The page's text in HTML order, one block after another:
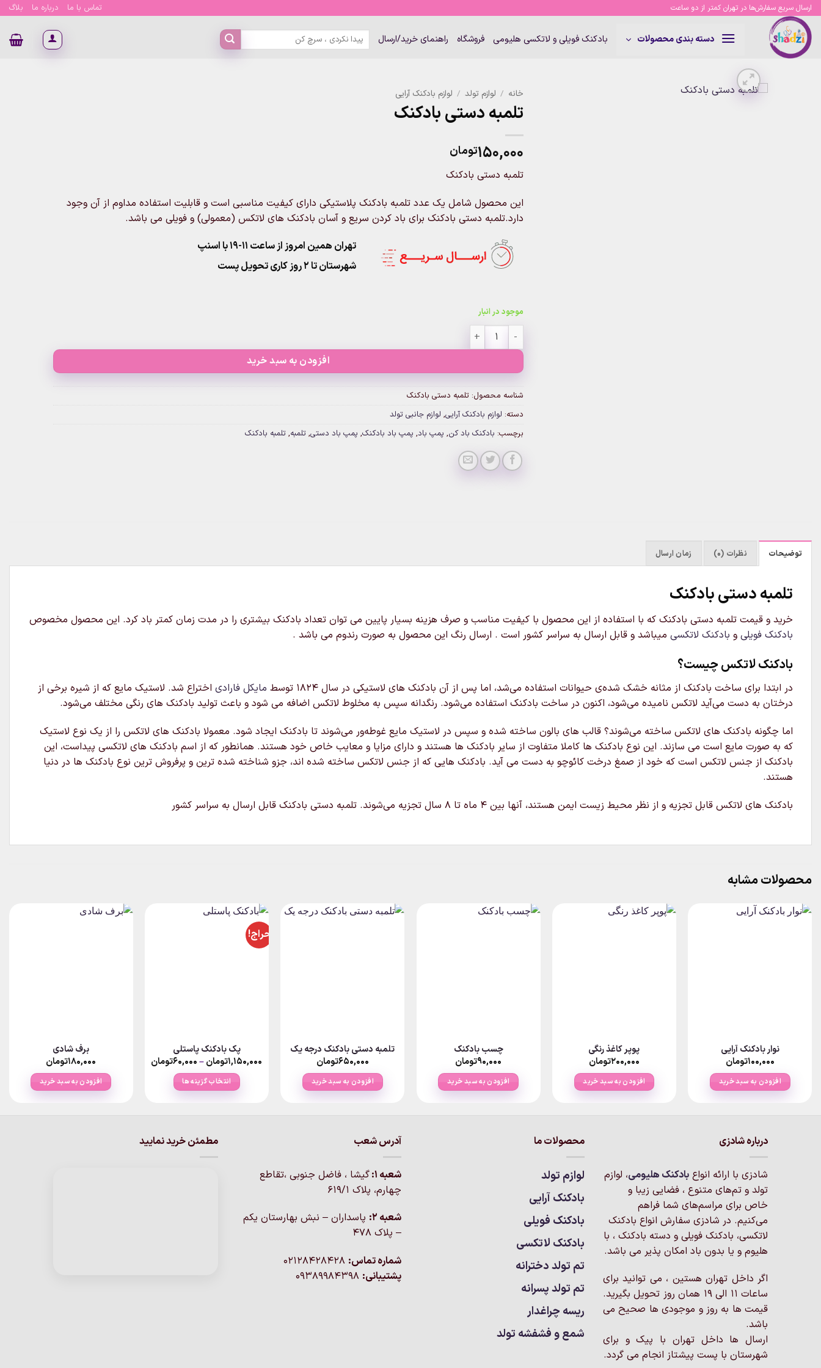
Skip
content
ارسال سریع سفارش‌ها در تهران کمتر از دو ساعت تماس با ما درباره ما بلاگ
دسته بندی محصولات بادکنک فویلی و لاتکسی هلیومی فروشگاه راهنمای خرید/ارسال
جستجو
برای:
خانه / لوازم تولد / لوازم بادکنک آرایی
تلمبه دستی بادکنک
۱۵۰,۰۰۰تومان
تلمبه دستی بادکنک
این محصول شامل یک عدد تلمبه بادکنک پلاستیکی دارای کیفیت مناسبی است و قابلیت استفاده مداوم از آن وجود
دارد.تلمبه دستی بادکنک برای باد کردن سریع و آسان بادکنک های لاتکس (معمولی) و فویلی می باشد.
تهران همین امروز از ساعت ۱۱-۱۹ با اسنپ
شهرستان تا 2 روز کاری تحویل پست
موجود در انبار
تلمبه دستی بادکنک عدد
افزودن به سبد خرید
شناسه محصول: تلمبه دستی بادکنک
دسته: لوازم بادکنک آرایی, لوازم جانبی تولد
برچسب: بادکنک باد کن, پمپ باد, پمپ باد بادکنک, پمپ باد دستی, تلمبه, تلمبه بادکنک
توضیحات نظرات (0) زمان ارسال
تلمبه دستی بادکنک
خرید و قیمت تلمبه دستی بادکنک که با استفاده از این محصول با کیفیت مناسب و صرف هزینه بسیار پایین می توان تعداد بادکنک بیشتری را در مدت زمان کمتر باد کرد. این محصول مخصوص
بادکنک فویلی و بادکنک لاتکسی میباشد و قابل ارسال به سراسر کشور است . ارسال رنگ این محصول به صورت رندوم می باشد .
بادکنک لاتکس چیست؟
در ابتدا برای ساخت بادکنک از مثانه خشک شده‌ی حیوانات استفاده می‌شد، اما پس از آن بادکنک های لاستیکی در سال ۱۸۲۴ توسط مایکل فارادی اختراع شد. لاستیک مایع که از شیره برخی از
درختان به دست می‌آید لاتکس نامیده می‌شود، اکنون در ساخت بادکنک استفاده می‌شود. رنگدانه سپس به مخلوط لاتکس اضافه می شود و باعث تولید بادکنک های رنگی مختلف می‌شود.
اما چگونه بادکنک های لاتکس ساخته می‌شوند؟ قالب های بالون ساخته شده و سپس در لاستیک مایع غوطه‌ور می‌شوند تا بادکنک ایجاد شود. معمولا بادکنک های لاتکس را از یک نوع لاستیک
که به صورت مایع است می سازند. این نوع بادکنک ها کاملا متفاوت از سایر بادکنک ها هستند و دارای مزایا و معایب خاص خود هستند. همانطور که از اسم بادکنک های لاتکسی پیداست، این
بادکنک از جنس لاتکس است که خود از صمغ درخت کائوچو به دست می آید. بادکنک هایی که از جنس لاتکس ساخته شده اند، جزو شناخته شده ترین و پرفروش ترین نوع بادکنک ها در دنیا
هستند.
بادکنک های لاتکس قابل تجزیه و از نظر محیط زیست ایمن هستند، آنها بین ۴ ماه تا ۸ سال تجزیه می‌شوند. تلمبه دستی بادکنک قابل ارسال به سراسر کشور
محصولات مشابه
نوار بادکنک آرایی
۱۰۰,۰۰۰تومان
افزودن به سبد خرید
پوپر کاغذ رنگی
۲۰۰,۰۰۰تومان
افزودن به سبد خرید
چسب بادکنک
۹۰,۰۰۰تومان
افزودن به سبد خرید
تلمبه دستی بادکنک درجه یک
۶۵۰,۰۰۰تومان
افزودن به سبد خرید
حراج!
پک بادکنک پاستلی
۱,۱۵۰,۰۰۰تومان– ۶۰,۰۰۰تومانPrice
range:
۶۰,۰۰۰تومان انتخاب گزینه ها
انواع
برف شادی
۱۸۰,۰۰۰تومان
افزودن به سبد خرید
درباره شادزی
شادزی با ارائه انواع بادکنک‌ هلیومی، لوازم
تولد و تم‌های متنوع ، فضایی زیبا و
خاص برای مراسم‌های شما فراهم
می‌کنیم. در شادزی سفارش انواع بادکنک
لاتکسی، بادکنک فویلی و دسته بادکنک ، با
هلیوم و یا بدون باد امکان پذیر می باشد.
اگر داخل تهران هستین ، می توانید برای
ساعات 11 الی 19 همان روز تحویل بگیرید.
قیمت ها به روز و موجودی ها صحیح می
باشد.
ارسال ها داخل تهران با پیک و برای
شهرستان با پست پیشتاز انجام می گردد.
محصولات ما
لوازم تولد
بادکنک آرایی
بادکنک فویلی
بادکنک لاتکسی
تم تولد دخترانه
تم تولد پسرانه
ریسه چراغدار
شمع و فشفشه تولد
آدرس شعب
شعبه 1:
گيشا ، فاضل جنوبی ،تقاطع
چهارم، پلاک 619/1
شعبه 2:
پاسداران – نبش بهارستان یکم
– پلاک ۴۷۸
شماره تماس:
پشتیبانی:
مطمئن خرید نمایید